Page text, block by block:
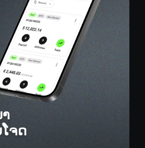
ຈດ
ນ KYC ອັດຕະໂນມັດທີ່ໄວ
າະຕະຫຼາດ ເພື່ອເພີ່ມມຸມມອງຂອງ